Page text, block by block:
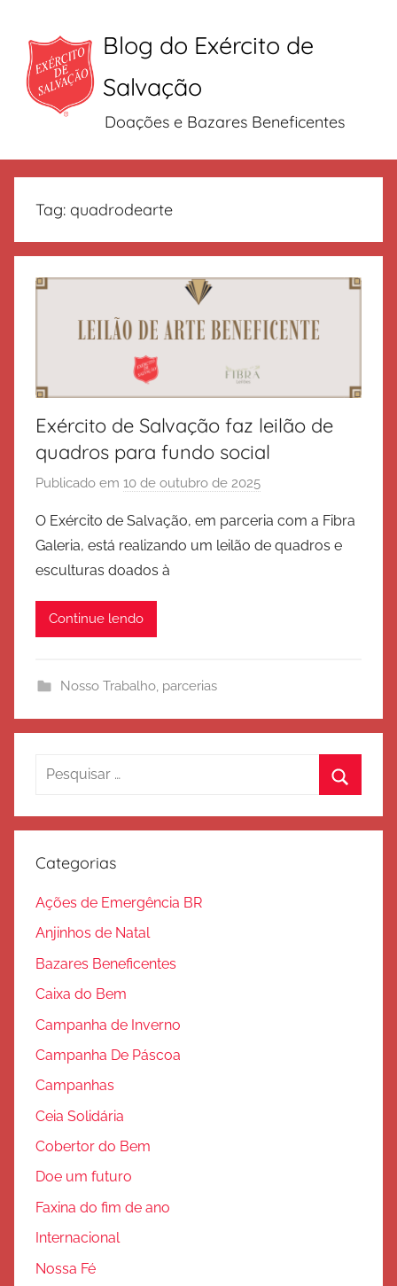
conteúdo
Blog do Exército de
Salvação
Doações e Bazares Beneficentes
Tag: quadrodearte
Exército de Salvação faz leilão de
quadros para fundo social
Publicado em 10 de outubro de 2025
r
E
d
l
O Exército de Salvação, em parceria com a Fibra
Galeria, está realizando um leilão de quadros e
esculturas doados à
Continue lendo
Nosso Trabalho, parcerias
Pesquisar
Categorias
Ações de Emergência BR
Anjinhos de Natal
Bazares Beneficentes
Caixa do Bem
Campanha de Inverno
Campanha De Páscoa
Campanhas
Ceia Solidária
Cobertor do Bem
Doe um futuro
Faxina do fim de ano
Internacional
Nossa Fé